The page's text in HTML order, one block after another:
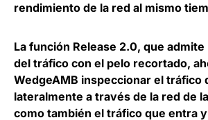
rendimiento de la red al mismo
La función Release 2.0, que
del tráfico con el pelo recortado,
WedgeAMB inspeccionar el tráfico
lateralmente a través de la red de
como también el tráfico que entra